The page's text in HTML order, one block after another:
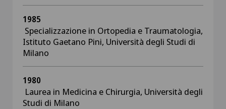
1985
Specializzazione in Ortopedia e Traumatologia,
Istituto Gaetano Pini, Università degli Studi di
Milano
1980
Laurea in Medicina e Chirurgia, Università degli
Studi di Milano